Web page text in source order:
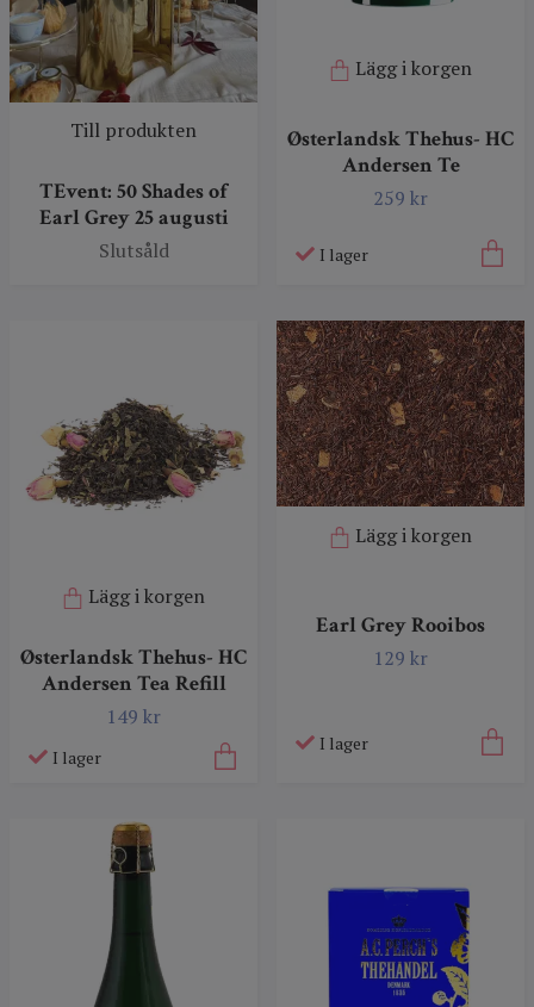
Till produkten
TEvent: 50 Shades of
Earl Grey 25 augusti
Slutsåld
Lägg i korgen
Østerlandsk Thehus- HC
Andersen Te
259 kr
I lager
Lägg i korgen
Østerlandsk Thehus- HC
Andersen Tea Refill
149 kr
I lager
Lägg i korgen
Earl Grey Rooibos
129 kr
I lager